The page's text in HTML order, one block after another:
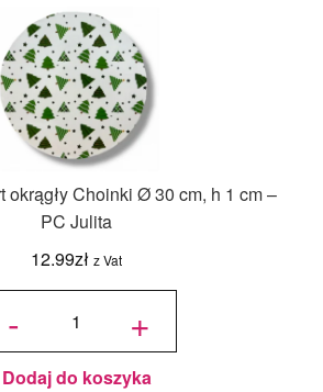
okrągły Choinki Ø 30 cm, h 1 cm –
PC Julita
12.99zł z Vat
-
Ø 30h 1
- PC
+
Dodaj do koszyka